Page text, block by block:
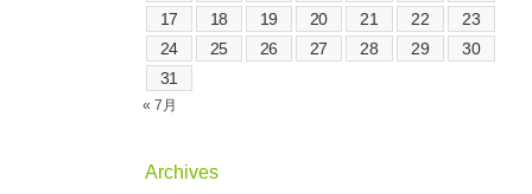
17
18 19 20 21 22
23
24
25 26 27 28 29
30
31
« 7月
Archives